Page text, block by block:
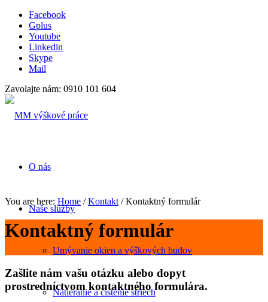
Facebook
Gplus
Youtube
Linkedin
Skype
Mail
Zavolajte nám: 0910 101 604
O nás
Naše služby
Umývanie okien a výškových budov
Natieranie a čistenie striech
You are here: Home / Kontakt / Kontaktný formulár
Kontaktný formulár
Zašlite nám vašu otázku alebo dopyt
prostredníctvom kontaktného formulára.